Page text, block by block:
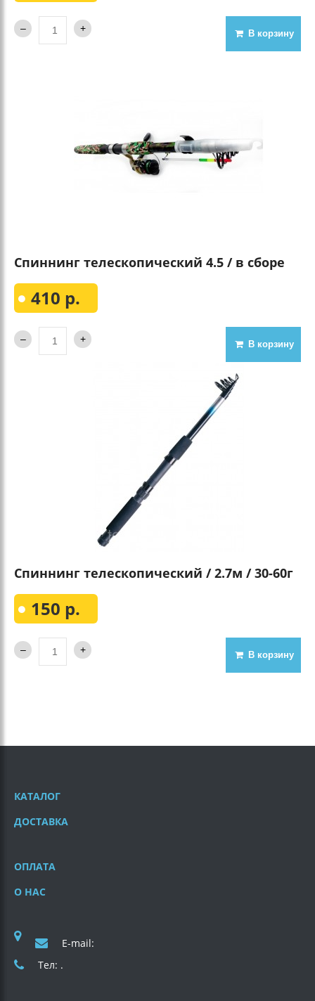
В корзину
Спиннинг телескопический 4.5 / в сборе
410 р.
В корзину
Спиннинг телескопический / 2.7м / 30-60г
150 р.
В корзину
КАТАЛОГ
ДОСТАВКА
ОПЛАТА
О НАС
E-mail:
Тел: .